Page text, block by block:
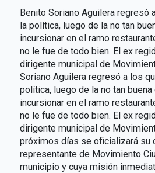
Benito Soriano Aguilera regresó
la política, luego de la no tan
incursionar en el ramo
no le fue de todo bien. El ex
dirigente municipal de
Soriano Aguilera regresó a los
política, luego de la no tan
incursionar en el ramo
no le fue de todo bien. El ex
dirigente municipal de
próximos días se oficializará su
representante de Movimiento
municipio y cuya misión